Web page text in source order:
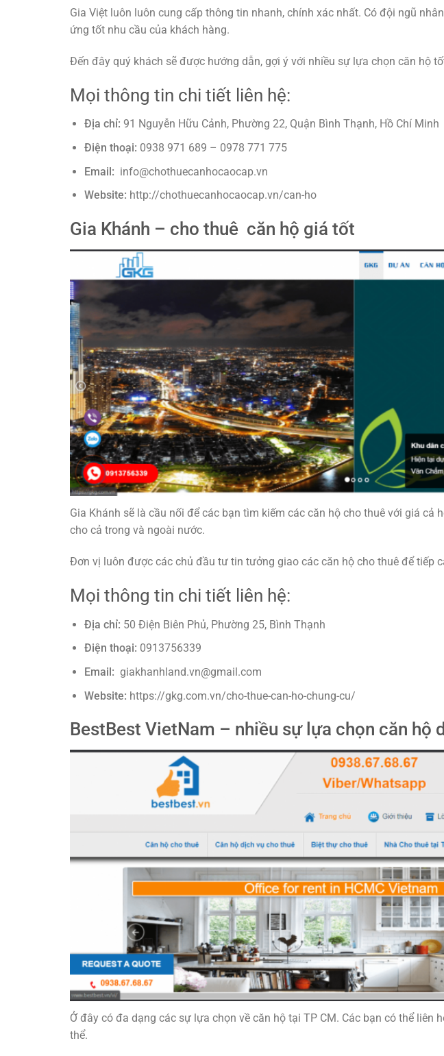
Gia Việt luôn luôn cung cấp thông tin nhanh, chính xác nhất. Có đội ngũ
ứng tốt nhu cầu của khách hàng.
Đến đây quý khách sẽ được hướng dẫn, gợi ý với nhiều sự lựa chọn căn hộ
Mọi thông tin chi tiết liên hệ:
Địa chỉ: 91 Nguyễn Hữu Cảnh, Phường 22, Quận Bình Thạnh, Hồ Chí Minh
Điện thoại: 0938 971 689 – 0978 771 775
Email: info@chothuecanhocaocap.vn
Website: http://chothuecanhocaocap.vn/can-ho
Gia Khánh – cho thuê căn hộ giá tốt
Gia Khánh sẽ là cầu nối để các bạn tìm kiếm các căn hộ cho thuê với giá cả
cho cả trong và ngoài nước.
Đơn vị luôn được các chủ đầu tư tin tưởng giao các căn hộ cho thuê để tiếp
Mọi thông tin chi tiết liên hệ:
Địa chỉ: 50 Điện Biên Phủ, Phường 25, Bình Thạnh
Điện thoại: 0913756339
Email: giakhanhland.vn@gmail.com
Website: https://gkg.com.vn/cho-thue-can-ho-chung-cu/
BestBest VietNam – nhiều sự lựa chọn căn hộ
Ở đây có đa dạng các sự lựa chọn về căn hộ tại TP CM. Các bạn có thể liên
thể.